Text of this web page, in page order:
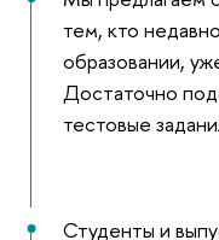
тем, кто
образовании,
Достаточно
тестовые
Студенты и